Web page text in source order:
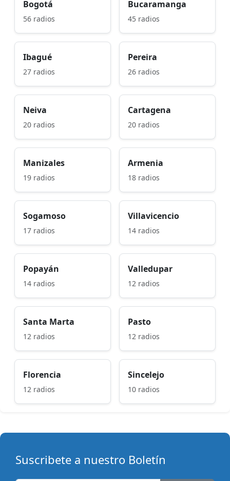
Bogotá
56 radios
Bucaramanga
45 radios
Ibagué
27 radios
Pereira
26 radios
Neiva
20 radios
Cartagena
20 radios
Manizales
19 radios
Armenia
18 radios
Sogamoso
17 radios
Villavicencio
14 radios
Popayán
14 radios
Valledupar
12 radios
Santa Marta
12 radios
Pasto
12 radios
Florencia
12 radios
Sincelejo
10 radios
Suscribete a nuestro Boletín